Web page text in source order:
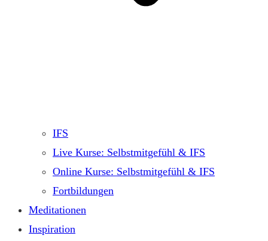
IFS
Live Kurse: Selbstmitgefühl & IFS
Online Kurse: Selbstmitgefühl & IFS
Fortbildungen
Meditationen
Inspiration